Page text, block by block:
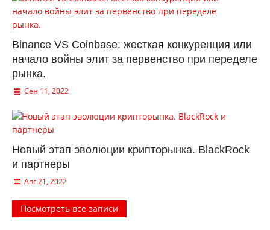
Binance VS Coinbase: жесткая конкуренция или
начало войны элит за первенство при переделе
рынка.
Сен 11, 2022
Новый этап эволюции крипторынка. BlackRock
и партнеры
Авг 21, 2022
Посмотреть все записи